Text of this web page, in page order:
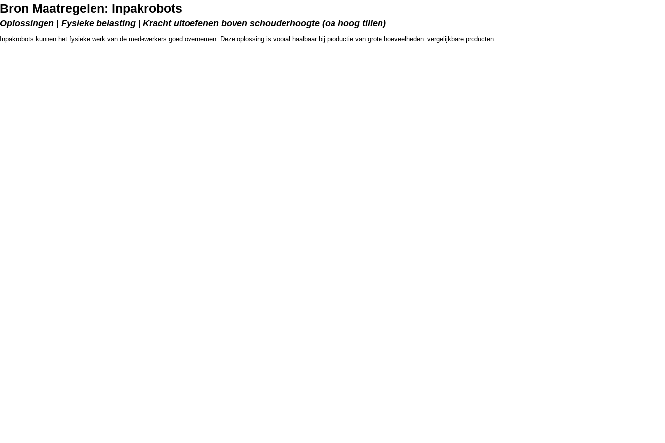
Bron Maatregelen: Inpakrobots
Oplossingen | Fysieke belasting | Kracht uitoefenen boven schouderhoogte (oa hoog tillen)
Inpakrobots kunnen het fysieke werk van de medewerkers goed overnemen. Deze oplossing is vooral haalbaar bij productie van grote hoeveelheden. vergelijkbare producten.